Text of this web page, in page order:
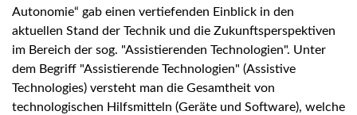
Autonomie“ gab einen vertiefenden Einblick in den
aktuellen Stand der Technik und die Zukunftsperspektiven
im Bereich der sog. "Assistierenden Technologien". Unter
dem Begriff "Assistierende Technologien" (Assistive
Technologies) versteht man die Gesamtheit von
technologischen Hilfsmitteln (Geräte und Software), welche